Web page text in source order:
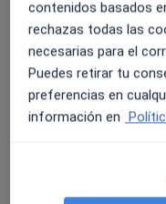
Creo en la
autonomía, la
Atención temprana
Autismo
Principales
Deficiencia
Deglución atípica
contenidos basados
rechazas todas las
necesarias para el
Puedes retirar tu
preferencias en
información en